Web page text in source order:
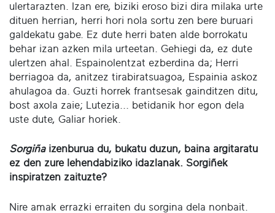
ulertarazten. Izan ere, biziki eroso bizi dira milaka urte
dituen herrian, herri hori nola sortu zen bere buruari
galdekatu gabe. Ez dute herri baten alde borrokatu
behar izan azken mila urteetan. Gehiegi da, ez dute
ulertzen ahal. Espainolentzat ezberdina da; Herri
berriagoa da, anitzez tirabiratsuagoa, Espainia askoz
ahulagoa da. Guzti horrek frantsesak gainditzen ditu,
bost axola zaie; Lutezia... betidanik hor egon dela
uste dute, Galiar horiek.
Sorgiñaizenburua du, bukatu duzun, baina argitaratu
ez den zure lehendabiziko idazlanak. Sorgiñek
inspiratzen zaituzte?
Nire amak errazki erraiten du sorgina dela nonbait.